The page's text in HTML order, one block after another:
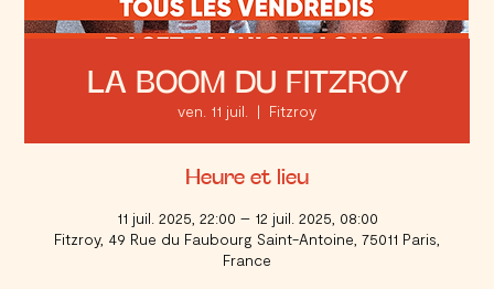
LA BOOM DU FITZROY
ven. 11 juil.
  |
Fitzroy
Heure et lieu
11 juil. 2025, 22:00 – 12 juil. 2025, 08:00
Fitzroy, 49 Rue du Faubourg Saint-Antoine, 75011 Paris,
France